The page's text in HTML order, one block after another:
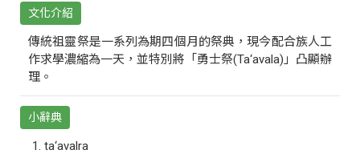
文化介紹
傳統祖靈祭是一系列為期四個月的祭典，現今配合族人工
作求學濃縮為一天，並特別將「勇士祭(Ta‘avala)」凸顯辦
理。
小辭典
ta‘avalra